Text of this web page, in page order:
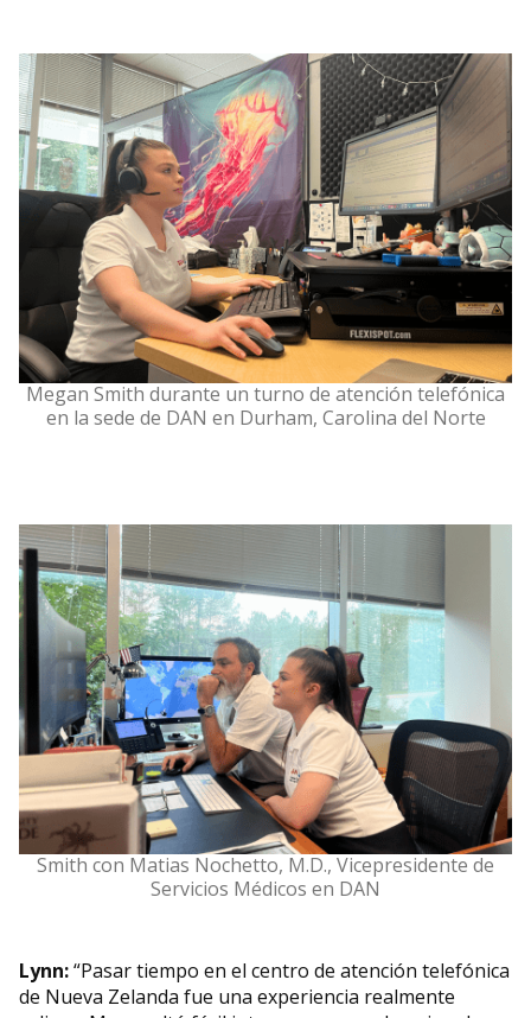
Megan Smith durante un turno de atención telefónica
en la sede de DAN en Durham, Carolina del Norte
Smith con Matias Nochetto, M.D., Vicepresidente de
Servicios Médicos en DAN
Lynn:“Pasar tiempo en el centro de atención telefónica
de Nueva Zelanda fue una experiencia realmente